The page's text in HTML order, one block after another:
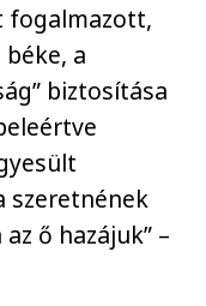
fogalmazott,
béke, a
biztosítása
szeretnének
ő hazájuk” –